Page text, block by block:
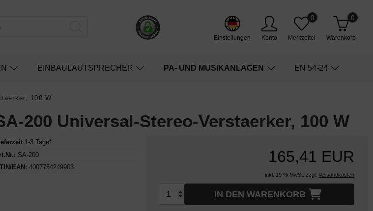
Einstellungen Konto Merkzettel
0
Warenkorb
0
EINBAULAUTSPRECHER PA- UND MUSIKANLAGEN EN 54-24
100 W
200 Universal-Stereo-Verstaerker, 100 W
1-3 Tage*
SA-200
EAN: 4007754249903
165,41 EUR
inkl. 19 % MwSt. zzgl. Versandkosten
IN DEN WARENKORB